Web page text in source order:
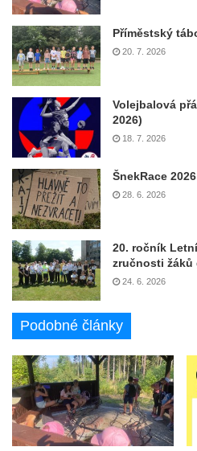
Příměstský
20. 7. 2026
Volejbalová
2026)
18. 7. 2026
ŠnekRace
28. 6. 2026
20. ročník
zručnosti
24. 6. 2026
Podobné články